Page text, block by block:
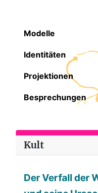
Modelle
Identitäten
Projektionen
Besprechungen
Kult
Der Verfall der